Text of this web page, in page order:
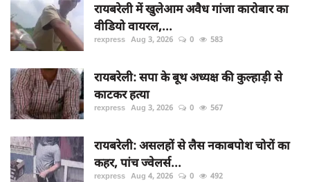
रायबरेली में खुलेआम अवैध गांजा कारोबार का
वीडियो वायरल,...
rexpress Aug 3, 2026 0 583
रायबरेली: सपा के बूथ अध्यक्ष की कुल्हाड़ी से
काटकर हत्या
rexpress Aug 3, 2026 0 567
रायबरेली: असलहों से लैस नकाबपोश चोरों का
कहर, पांच ज्वेलर्स...
rexpress Aug 4, 2026 0 492